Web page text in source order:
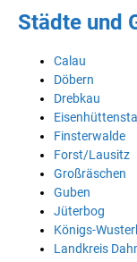
Städte und
Calau
Döbern
Drebkau
Finsterwalde
Forst/Lausitz
Großräschen
Guben
Jüterbog
Königs-
Landkreis